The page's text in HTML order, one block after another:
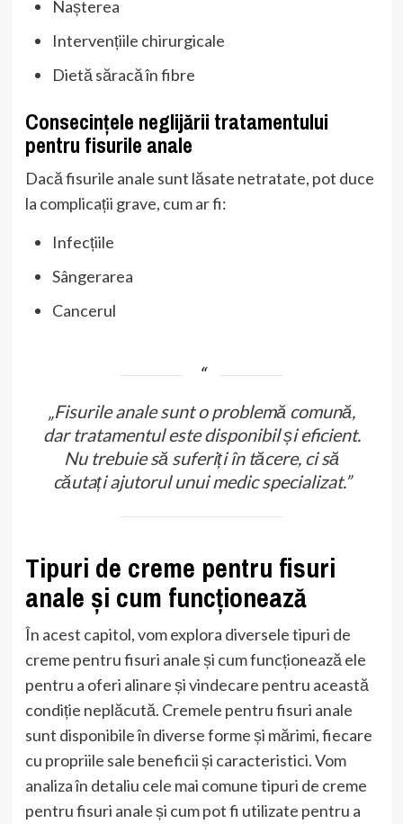
Nașterea
Intervențiile chirurgicale
Dietă săracă în fibre
Consecințele neglijării tratamentului
pentru fisurile anale
Dacă fisurile anale sunt lăsate netratate, pot duce
la complicații grave, cum ar fi:
Infecțiile
Sângerarea
Cancerul
„Fisurile anale sunt o problemă comună,
dar tratamentul este disponibil și eficient.
Nu trebuie să suferiți în tăcere, ci să
căutați ajutorul unui medic specializat.”
Tipuri de creme pentru fisuri
anale și cum funcționează
În acest capitol, vom explora diversele tipuri de
creme pentru fisuri anale și cum funcționează ele
pentru a oferi alinare și vindecare pentru această
condiție neplăcută. Cremele pentru fisuri anale
sunt disponibile în diverse forme și mărimi, fiecare
cu propriile sale beneficii și caracteristici. Vom
analiza în detaliu cele mai comune tipuri de creme
pentru fisuri anale și cum pot fi utilizate pentru a